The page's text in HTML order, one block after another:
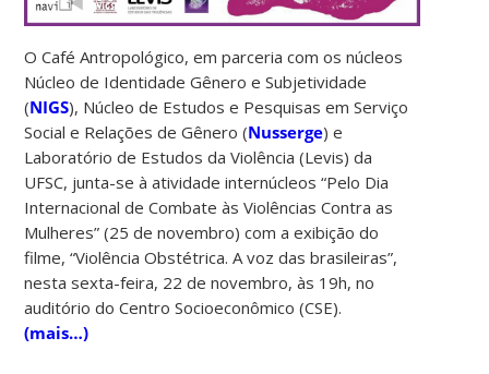
O Café Antropológico, em parceria com os núcleos
Núcleo de Identidade Gênero e Subjetividade
(NIGS), Núcleo de Estudos e Pesquisas em Serviço
Social e Relações de Gênero (Nusserge) e
Laboratório de Estudos da Violência (Levis) da
UFSC, junta-se à atividade internúcleos “Pelo Dia
Internacional de Combate às Violências Contra as
Mulheres” (25 de novembro) com a exibição do
filme, “Violência Obstétrica. A voz das brasileiras”,
nesta sexta-feira, 22 de novembro, às 19h, no
auditório do Centro Socioeconômico (CSE).
(mais…)